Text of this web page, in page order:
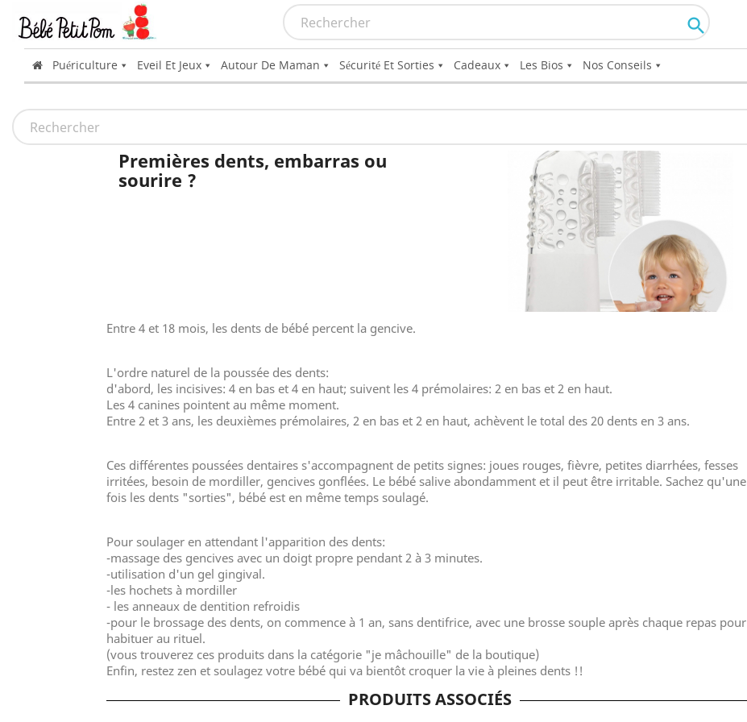

Puériculture Eveil Et Jeux Autour De Maman Sécurité Et Sorties Cadeaux Les Bios Nos Conseils
Premières dents, embarras ou
sourire ?
Entre 4 et 18 mois, les dents de bébé percent la gencive.
L'ordre naturel de la poussée des dents:
d'abord, les incisives: 4 en bas et 4 en haut; suivent les 4 prémolaires: 2 en bas et 2 en haut.
Les 4 canines pointent au même moment.
Entre 2 et 3 ans, les deuxièmes prémolaires, 2 en bas et 2 en haut, achèvent le total des 20 dents en 3 ans.
Ces différentes poussées dentaires s'accompagnent de petits signes: joues rouges, fièvre, petites diarrhées, fesses
irritées, besoin de mordiller, gencives gonflées. Le bébé salive abondamment et il peut être irritable. Sachez qu'une
fois les dents "sorties", bébé est en même temps soulagé.
Pour soulager en attendant l'apparition des dents:
-massage des gencives avec un doigt propre pendant 2 à 3 minutes.
-utilisation d'un gel gingival.
-les hochets à mordiller
- les anneaux de dentition refroidis
-pour le brossage des dents, on commence à 1 an, sans dentifrice, avec une brosse souple après chaque repas pour
habituer au rituel.
(vous trouverez ces produits dans la catégorie "je mâchouille" de la boutique)
Enfin, restez zen et soulagez votre bébé qui va bientôt croquer la vie à pleines dents !!
PRODUITS ASSOCIÉS